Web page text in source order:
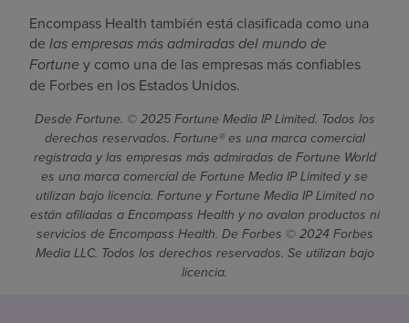
Encompass Health también está clasificada como una
de las empresas más admiradas del mundo de
Fortune y como una de las empresas más confiables
de Forbes en los Estados Unidos.
Desde Fortune. © 2025 Fortune Media IP Limited. Todos los
derechos reservados. Fortune® es una marca comercial
registrada y las empresas más admiradas de Fortune World
es una marca comercial de Fortune Media IP Limited y se
utilizan bajo licencia. Fortune y Fortune Media IP Limited no
están afiliadas a Encompass Health y no avalan productos ni
servicios de Encompass Health. De Forbes © 2024 Forbes
Media LLC. Todos los derechos reservados. Se utilizan bajo
licencia.